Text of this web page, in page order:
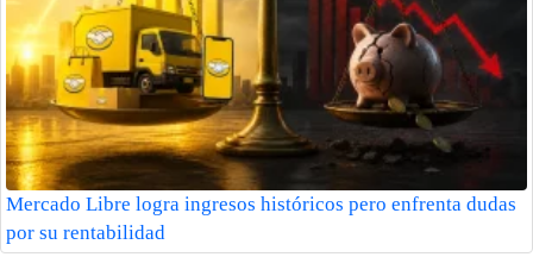
Mercado Libre logra ingresos históricos pero enfrenta dudas
por su rentabilidad